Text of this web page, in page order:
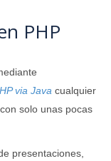
PHP
via Java cualquier
solo unas pocas
presentaciones,